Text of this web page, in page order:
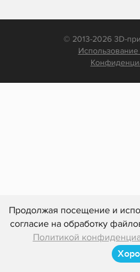
Продолжая посещение и
согласие на обработку
Политикой
© 2013-2026 3D-